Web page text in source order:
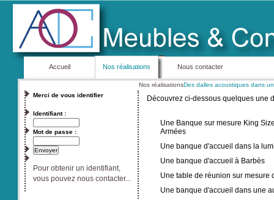
Accueil Nos réalisations Nous contacter
Merci de vous identifier
Identifiant :
Mot de passe :
Pour obtenir un identifiant,
vous pouvez nous contacter...
Nos réalisationsDes dalles acoustiques dans
Découvrez ci-dessous quelques une
Une Banque sur mesure King
Armées
Une banque d'accueil dans la
Une banque d'accueil à Barbès
Une table de réunion sur mesure
Une banque d'accueil dans une